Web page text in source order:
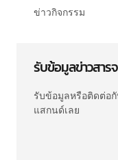
ข่าวกิจกรรม
รับข้อมูลข่าวสาร
รับข้อมูลหรือติดต่อ
แสกนด์เลย